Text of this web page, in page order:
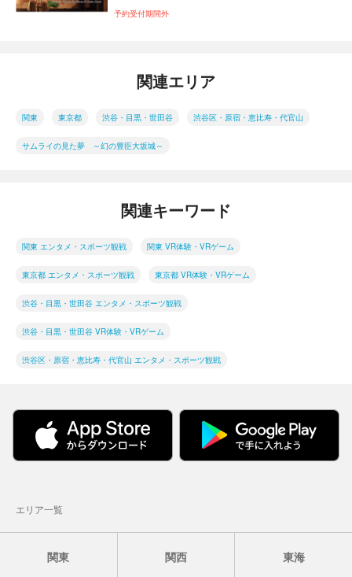
予約受付期間外
関連エリア
関東 東京都 渋谷・目黒・世田谷 渋谷区・原宿・恵比寿・代官山
サムライの見た夢 ～幻の豊臣大坂城～
関連キーワード
関東 エンタメ・スポーツ観戦 関東 VR体験・VRゲーム
東京都 エンタメ・スポーツ観戦 東京都 VR体験・VRゲーム
渋谷・目黒・世田谷 エンタメ・スポーツ観戦
渋谷・目黒・世田谷 VR体験・VRゲーム
渋谷区・原宿・恵比寿・代官山 エンタメ・スポーツ観戦
エリア一覧
関東 関西 東海